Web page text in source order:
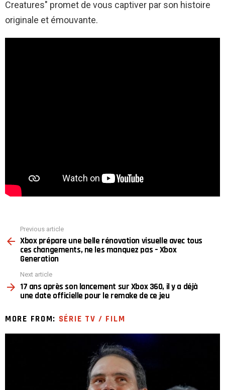
Creatures" promet de vous captiver par son histoire
originale et émouvante.
more
Previous article
Xbox prépare une belle rénovation visuelle avec tous
ces changements, ne les manquez pas – Xbox
Generation
Next article
17 ans après son lancement sur Xbox 360, il y a déjà
une date officielle pour le remake de ce jeu
MORE FROM: SÉRIE TV / FILM